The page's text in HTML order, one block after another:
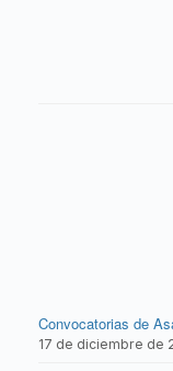
Convocatorias de
17 de diciembre de